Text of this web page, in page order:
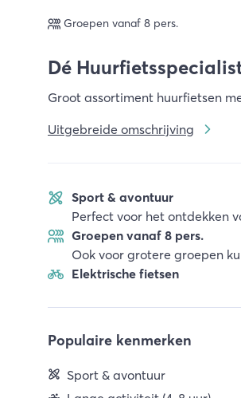
Groepen vanaf 8 pers.
Dé
Groot assortiment huurfietsen
Uitgebreide omschrijving
Sport & avontuur
Perfect voor het ontdekken
Groepen vanaf 8 pers.
Ook voor grotere groepen
Elektrische fietsen
Populaire kenmerken
Sport & avontuur